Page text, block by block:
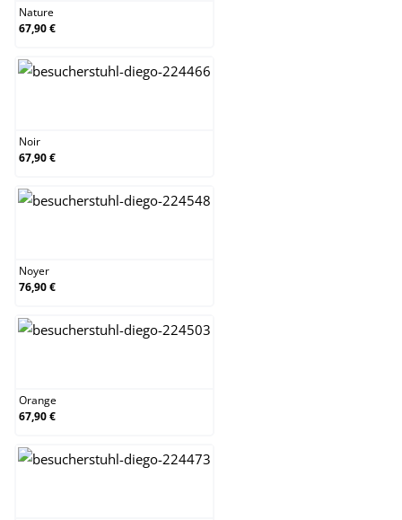
Nature
67,90 €
Noir
67,90 €
Noyer
76,90 €
Orange
67,90 €